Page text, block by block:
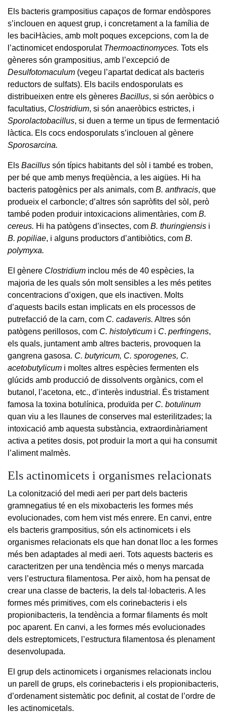
Els bacteris grampositius capaços de formar endòspores
s’inclouen en aquest grup, i concretament a la família de
les baciHàcies, amb molt poques excepcions, com la de
l’actinomicet endosporulat Thermoactinomyces. Tots els
gèneres són grampositius, amb l’excepció de
Desulfotomaculum (vegeu l’apartat dedicat als bacteris
reductors de sulfats). Els bacils endosporulats es
distribueixen entre els gèneres Bacillus, si són aeròbics o
facultatius, Clostridium, si són anaeròbics estrictes, i
Sporolactobacillus, si duen a terme un tipus de fermentació
làctica. Els cocs endosporulats s’inclouen al gènere
Sporosarcina.
Els Bacillus són típics habitants del sòl i també es troben,
per bé que amb menys freqüència, a les aigües. Hi ha
bacteris patogènics per als animals, com B. anthracis, que
produeix el carboncle; d’altres són sapròfits del sòl, però
també poden produir intoxicacions alimentàries, com B.
cereus. Hi ha patògens d’insectes, com B. thuringiensis i
B. popiliae, i alguns productors d’antibiòtics, com B.
polymyxa.
El gènere Clostridium inclou més de 40 espècies, la
majoria de les quals són molt sensibles a les més petites
concentracions d’oxigen, que els inactiven. Molts
d’aquests bacils estan implicats en els processos de
putrefacció de la carn, com C. cadaveris. Altres són
patògens perillosos, com C. histolyticum i C. perfringens,
els quals, juntament amb altres bacteris, provoquen la
gangrena gasosa. C. butyricum, C. sporogenes, C.
acetobutylicum i moltes altres espècies fermenten els
glúcids amb producció de dissolvents orgànics, com el
butanol, l’acetona, etc., d’interès industrial. És tristament
famosa la toxina botulínica, produïda per C. botulinum
quan viu a les llaunes de conserves mal esterilitzades; la
intoxicació amb aquesta substància, extraordinàriament
activa a petites dosis, pot produir la mort a qui ha consumit
l’aliment malmès.
Els actinomicets i organismes relacionats
La colonització del medi aeri per part dels bacteris
gramnegatius té en els mixobacteris les formes més
evolucionades, com hem vist més enrere. En canvi, entre
els bacteris grampositius, són els actinomicets i els
organismes relacionats els que han donat lloc a les formes
més ben adaptades al medi aeri. Tots aquests bacteris es
caracteritzen per una tendència més o menys marcada
vers l’estructura filamentosa. Per això, hom ha pensat de
crear una classe de bacteris, la dels tal·lobacteris. A les
formes més primitives, com els corinebacteris i els
propionibacteris, la tendència a formar filaments és molt
poc aparent. En canvi, a les formes més evolucionades
dels estreptomicets, l’estructura filamentosa és plenament
desenvolupada.
El grup dels actinomicets i organismes relacionats inclou
un parell de grups, els corinebacteris i els propionibacteris,
d’ordenament sistemàtic poc definit, al costat de l’ordre de
les actinomicetals.